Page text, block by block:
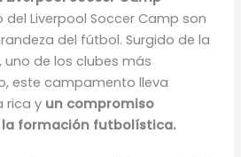
del Liverpool Soccer Camp son
del fútbol. Surgido de la
uno de los clubes más
este campamento lleva
rica y un compromiso
formación futbolística.